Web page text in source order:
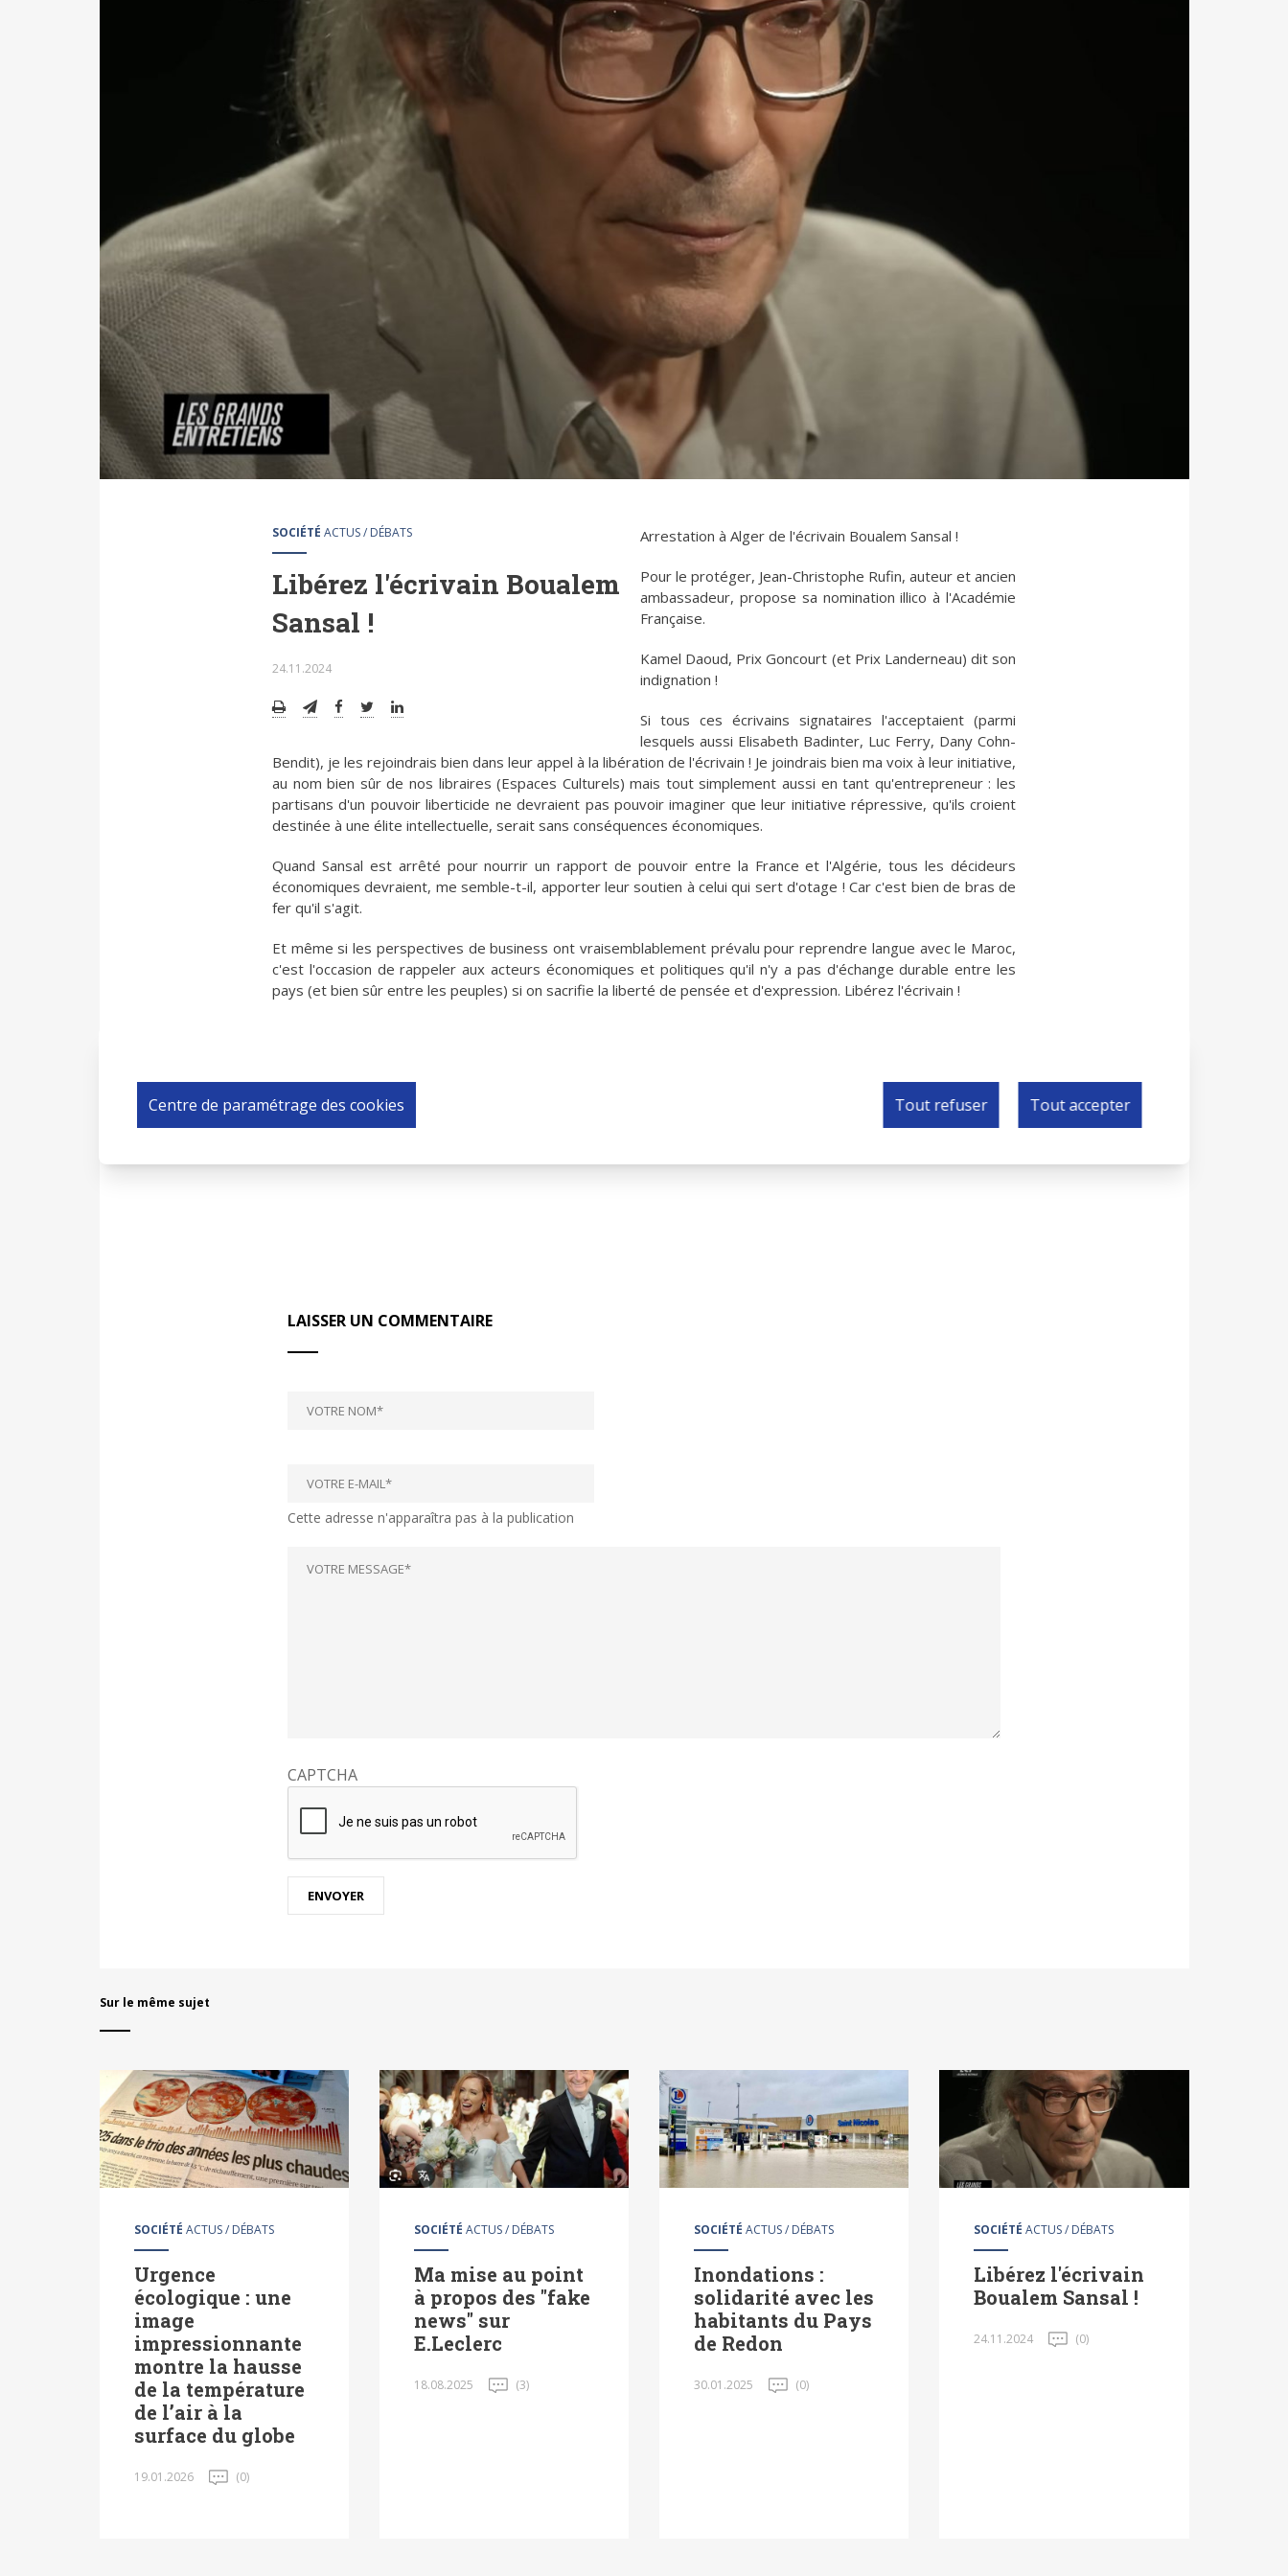
SOCIÉTÉ ACTUS / DÉBATS
Libérez l'écrivain Boualem
Sansal !
24.11.2024
Arrestation à Alger de l'écrivain Boualem Sansal !
Pour le protéger, Jean-Christophe Rufin, auteur et ancien
ambassadeur, propose sa nomination illico à l'Académie
Française.
Kamel Daoud, Prix Goncourt (et Prix Landerneau) dit son
indignation !
Si tous ces écrivains signataires l'acceptaient (parmi
lesquels aussi Elisabeth Badinter, Luc Ferry, Dany Cohn-
Bendit), je les rejoindrais bien dans leur appel à la libération de l'écrivain ! Je joindrais bien ma voix à leur initiative,
au nom bien sûr de nos libraires (Espaces Culturels) mais tout simplement aussi en tant qu'entrepreneur : les
partisans d'un pouvoir liberticide ne devraient pas pouvoir imaginer que leur initiative répressive, qu'ils croient
destinée à une élite intellectuelle, serait sans conséquences économiques.
Quand Sansal est arrêté pour nourrir un rapport de pouvoir entre la France et l'Algérie, tous les décideurs
économiques devraient, me semble-t-il, apporter leur soutien à celui qui sert d'otage ! Car c'est bien de bras de
fer qu'il s'agit.
Et même si les perspectives de business ont vraisemblablement prévalu pour reprendre langue avec le Maroc,
c'est l'occasion de rappeler aux acteurs économiques et politiques qu'il n'y a pas d'échange durable entre les
pays (et bien sûr entre les peuples) si on sacrifie la liberté de pensée et d'expression. Libérez l'écrivain !
0 COMMENTAIRES
LAISSER UN COMMENTAIRE
Cette adresse n'apparaîtra pas à la publication
CAPTCHA
Sur le même sujet
SOCIÉTÉ ACTUS / DÉBATS
Urgence
écologique : une
image
impressionnante
montre la hausse
de la température
de l’air à la
surface du globe
19.01.2026 (0)
SOCIÉTÉ ACTUS / DÉBATS
Ma mise au point
à propos des "fake
news" sur
E.Leclerc
18.08.2025 (3)
SOCIÉTÉ ACTUS / DÉBATS
Inondations :
solidarité avec les
habitants du Pays
de Redon
30.01.2025 (0)
SOCIÉTÉ ACTUS / DÉBATS
Libérez l'écrivain
Boualem Sansal !
24.11.2024 (0)
Centre de paramétrage des cookies Tout refuser Tout accepter